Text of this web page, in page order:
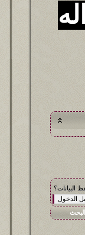
البيانات؟
البحث